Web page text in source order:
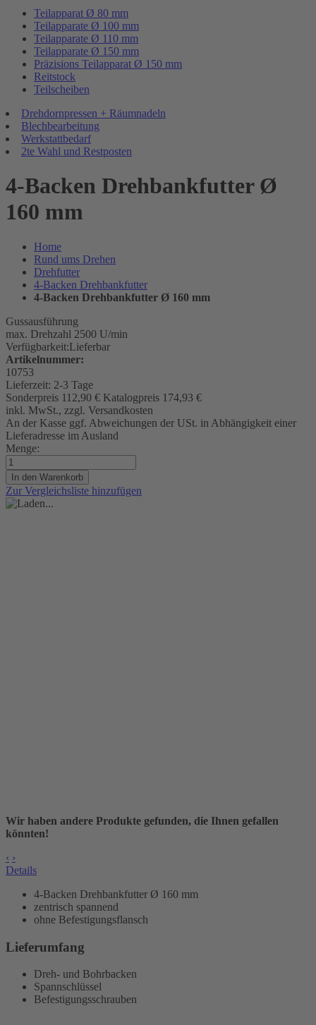
Teilapparat Ø 80 mm
Teilapparate Ø 100 mm
Teilapparate Ø 110 mm
Teilapparate Ø 150 mm
Präzisions Teilapparat Ø 150 mm
Reitstock
Teilscheiben
Drehdornpressen + Räumnadeln
Blechbearbeitung
Werkstattbedarf
2te Wahl und Restposten
4-Backen Drehbankfutter Ø
160 mm
Home
Rund ums Drehen
Drehfutter
4-Backen Drehbankfutter
4-Backen Drehbankfutter Ø 160 mm
Gussausführung
max. Drehzahl 2500 U/min
Verfügbarkeit:Lieferbar
Artikelnummer:
10753
Lieferzeit: 2-3 Tage
Sonderpreis 112,90 € Katalogpreis 174,93 €
inkl. MwSt., zzgl. Versandkosten
An der Kasse ggf. Abweichungen der USt. in Abhängigkeit einer
Lieferadresse im Ausland
Menge:
In den Warenkorb
Zur Vergleichsliste hinzufügen
Wir haben andere Produkte gefunden, die Ihnen gefallen
könnten!
‹ ›
Details
4-Backen Drehbankfutter Ø 160 mm
zentrisch spannend
ohne Befestigungsflansch
Lieferumfang
Dreh- und Bohrbacken
Spannschlüssel
Befestigungsschrauben